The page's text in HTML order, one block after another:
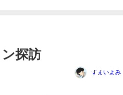
探訪
すまいよみ